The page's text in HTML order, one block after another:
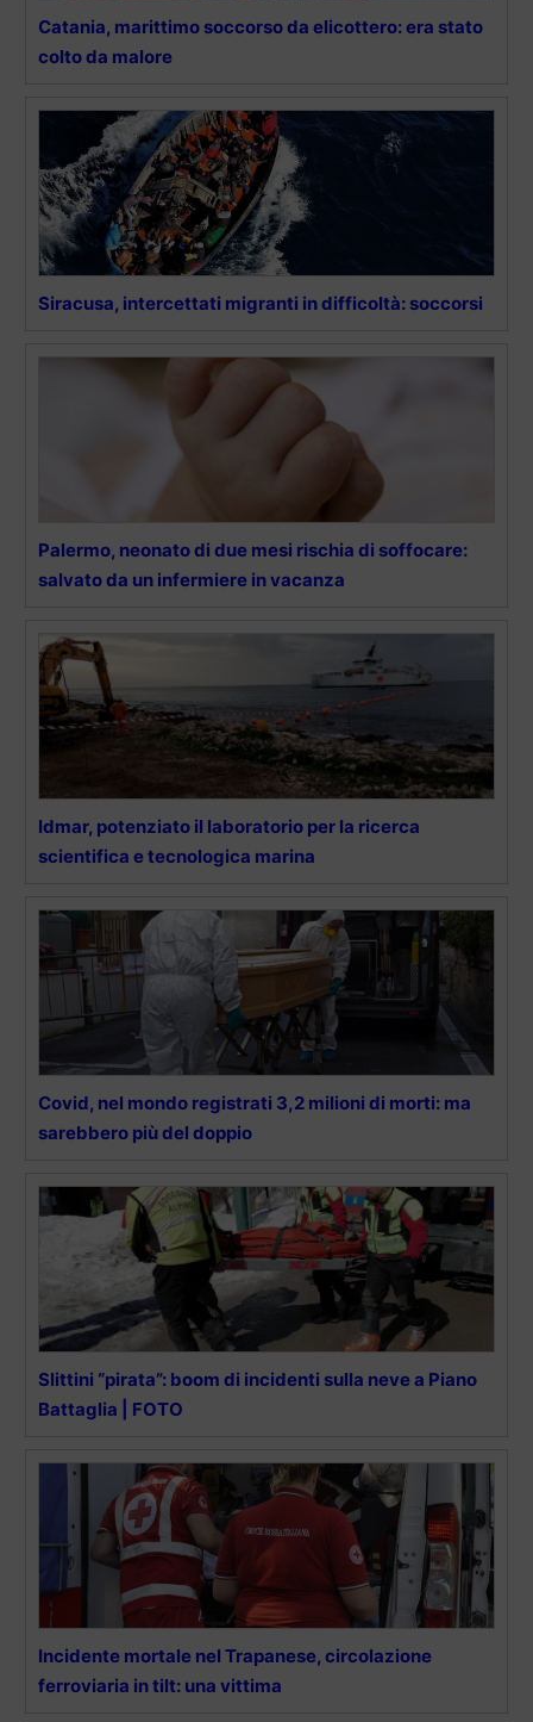
Catania, marittimo soccorso da elicottero: era stato
colto da malore
Siracusa, intercettati migranti in difficoltà: soccorsi
Palermo, neonato di due mesi rischia di soffocare:
salvato da un infermiere in vacanza
Idmar, potenziato il laboratorio per la ricerca
scientifica e tecnologica marina
Covid, nel mondo registrati 3,2 milioni di morti: ma
sarebbero più del doppio
Slittini “pirata”: boom di incidenti sulla neve a Piano
Battaglia | FOTO
Incidente mortale nel Trapanese, circolazione
ferroviaria in tilt: una vittima